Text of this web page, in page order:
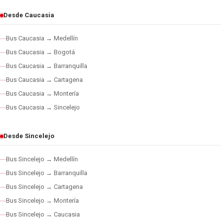
Desde Caucasia
Bus Caucasia → Medellín
Bus Caucasia → Bogotá
Bus Caucasia → Barranquilla
Bus Caucasia → Cartagena
Bus Caucasia → Montería
Bus Caucasia → Sincelejo
Desde Sincelejo
Bus Sincelejo → Medellín
Bus Sincelejo → Barranquilla
Bus Sincelejo → Cartagena
Bus Sincelejo → Montería
Bus Sincelejo → Caucasia